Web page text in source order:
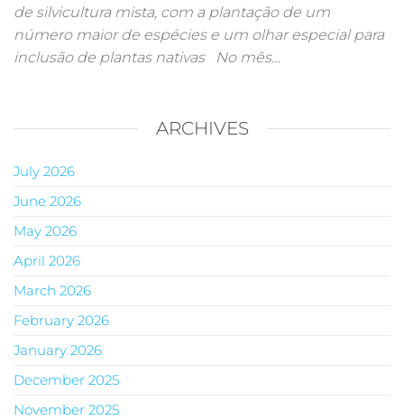
de silvicultura mista, com a plantação de um
número maior de espécies e um olhar especial para
inclusão de plantas nativas No mês…
ARCHIVES
July 2026
June 2026
May 2026
April 2026
March 2026
February 2026
January 2026
December 2025
November 2025